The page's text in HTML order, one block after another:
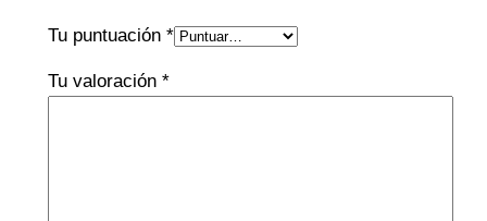
Tu puntuación *
Tu valoración *